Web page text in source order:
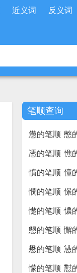
近义词 反义词
笔顺查询
憊的笔顺 憋
憑的笔顺 憔
憤的笔顺 憧
憫的笔顺 憬
憷的笔顺 憹
懇的笔顺 懈
懋的笔顺 懑
懞的笔顺 懟